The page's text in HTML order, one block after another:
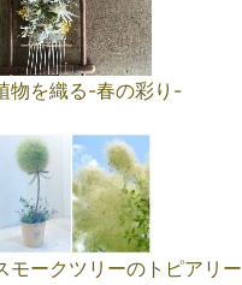
物を織る-春の彩り-
モークツリーのトピアリー